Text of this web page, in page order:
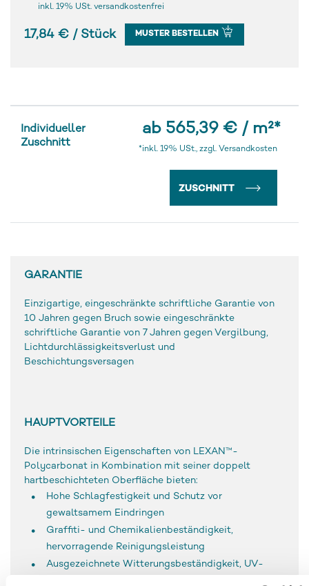
inkl. 19% USt. versandkostenfrei
17,84 € / Stück MUSTER BESTELLEN
Individueller
Zuschnitt
ab 565,39 € / m²*
*inkl. 19% USt., zzgl. Versandkosten
ZUSCHNITT
GARANTIE
Einzigartige, eingeschränkte schriftliche Garantie von
10 Jahren gegen Bruch sowie eingeschränkte
schriftliche Garantie von 7 Jahren gegen Vergilbung,
Lichtdurchlässigkeitsverlust und
Beschichtungsversagen
HAUPTVORTEILE
Die intrinsischen Eigenschaften von LEXAN™-
Polycarbonat in Kombination mit seiner doppelt
hartbeschichteten Oberfläche bieten:
Hohe Schlagfestigkeit und Schutz vor
gewaltsamem Eindringen
Graffiti- und Chemikalienbeständigkeit,
hervorragende Reinigungsleistung
Ausgezeichnete Witterungsbeständigkeit, UV-